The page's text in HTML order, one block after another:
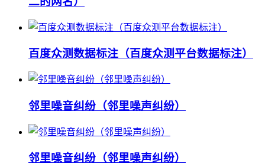
百度众测数据标注（百度众测平台数据标注）
邻里噪音纠纷（邻里噪声纠纷）
邻里噪音纠纷（邻里噪声纠纷）